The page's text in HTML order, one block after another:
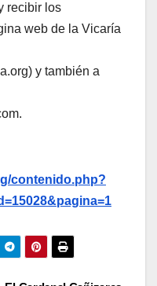
recibir los
web de la Vicaría
y también a
contenido.php?